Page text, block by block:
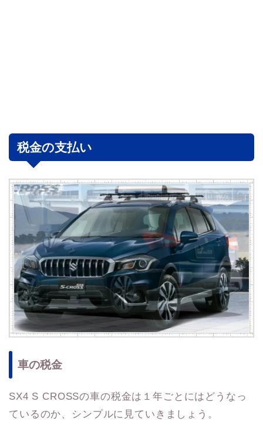
税金の支払い
車の税金
SX4 S CROSSの車の税金は１年ごとにはどうなっ
ているのか、シンプルに見ていきましょう。